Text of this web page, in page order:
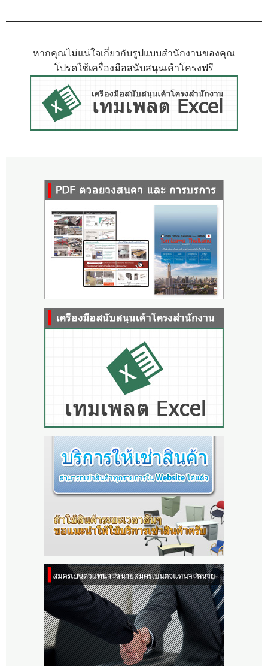
หากคุณไม่แน่ใจเกี่ยวกับรูปแบบสำนักงานของคุณ
โปรดใช้เครื่องมือสนับสนุนเค้าโครงฟรี